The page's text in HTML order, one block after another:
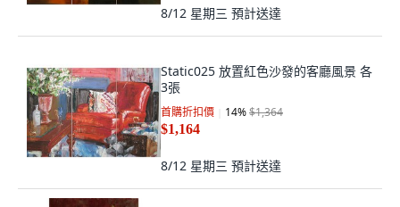
8/12 星期三 預計送達
Static025 放置紅色沙發的客廳風景 各
3張
首購折扣價 14%$1,364
$1,164
8/12 星期三 預計送達